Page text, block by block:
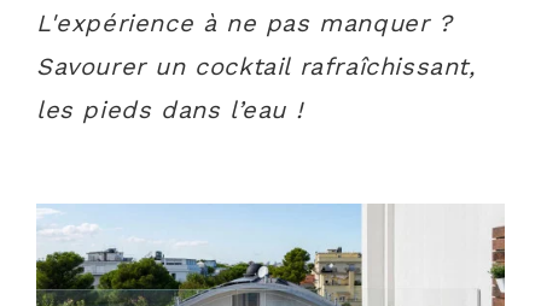
L'expérience à ne pas manquer ?
Savourer un cocktail rafraîchissant,
les pieds dans l’eau !